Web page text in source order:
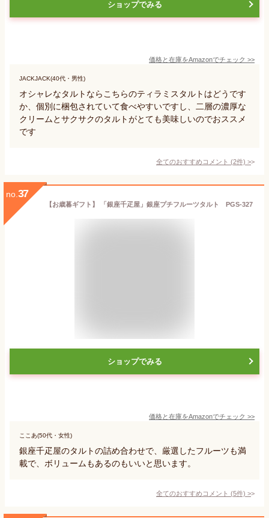
ショップでみる
価格と在庫をAmazonでチェック >>
JACKJACK(40代・男性)
オシャレなタルトならこちらのティラミスタルトはどうです
か、個別に梱包されていて食べやすいですし、二層の濃厚な
クリームとサクサクのタルトがとても美味しいのでおススメ
です
全てのおすすめコメント (2件) >
no. 37
【お歳暮ギフト】 「銀座千疋屋」銀座プチフルーツタルト PGS-327
ショップでみる
価格と在庫をAmazonでチェック >>
ここあ(50代・女性)
銀座千疋屋のタルトの詰め合わせで、厳選したフルーツも満
載で、ボリュームもあるのもいいと思います。
全てのおすすめコメント (5件) >